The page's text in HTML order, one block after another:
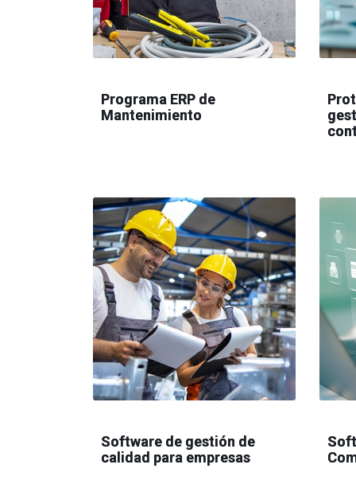
Programa ERP de
Mantenimiento
Software de gestión de
calidad para empresas